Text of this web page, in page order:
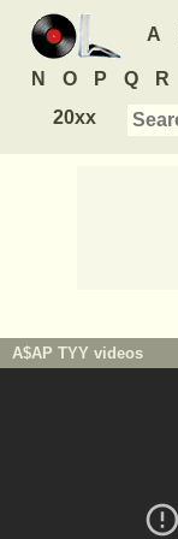
A
N O P Q R
20xx
A$AP TYY videos